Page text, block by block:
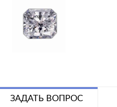
ЗАДАТЬ ВОПРОС